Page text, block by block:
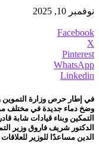
نوفمبر 10, 2025
Facebook
X
Pinterest
WhatsApp
Linkedin
في إطار حرص وزارة التموين
وضخ دماء جديدة في مختلف
التمكين وبناء قيادات شابة
الدكتور شريف فاروق وزير
الدين مساعدًا للوزير للعلاقات